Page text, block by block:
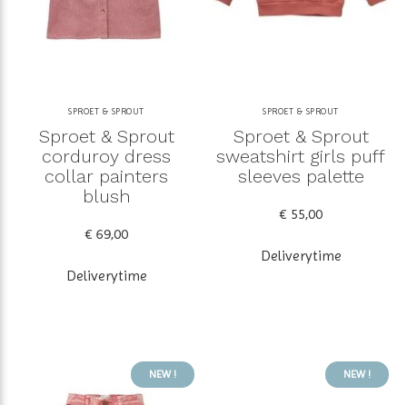
SPROET & SPROUT
Sproet & Sprout
corduroy dress
collar painters
blush
€ 69,00
Deliverytime
SPROET & SPROUT
Sproet & Sprout
sweatshirt girls puff
sleeves palette
€ 55,00
Deliverytime
NEW ! NEW !